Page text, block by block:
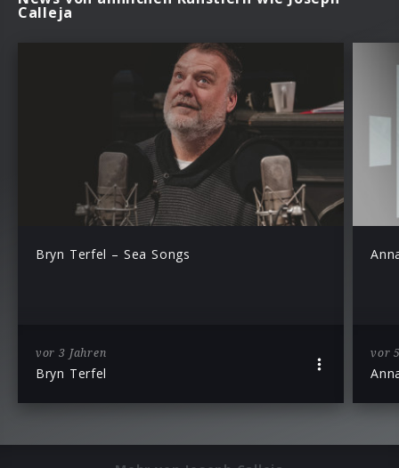
Calleja
Bryn Terfel – Sea Songs
vor 3 Jahren
Bryn Terfel
vor